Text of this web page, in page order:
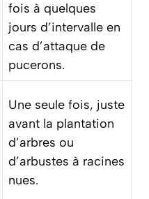
fois à quelques
jours d’intervalle en
cas d’attaque de
pucerons.
Une seule fois, juste
avant la plantation
d’arbres ou
d’arbustes à racines
nues.